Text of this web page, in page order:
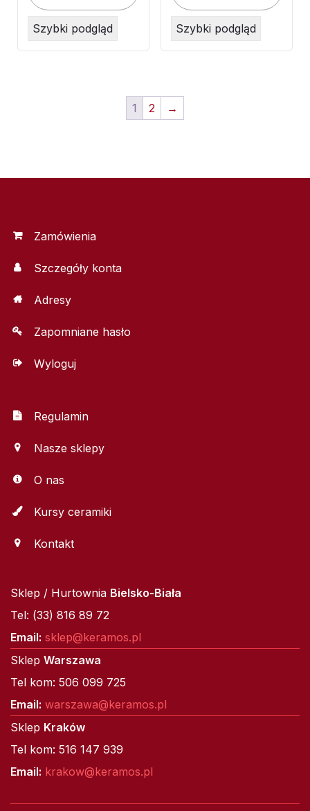
Szybki podgląd Szybki podgląd
1 2 →
Zamówienia
Szczegóły konta
Adresy
Zapomniane hasło
Wyloguj
Regulamin
Nasze sklepy
O nas
Kursy ceramiki
Kontakt
Sklep / Hurtownia Bielsko-Biała
Tel: (33) 816 89 72
Email: sklep@keramos.pl
Sklep Warszawa
Tel kom: 506 099 725
Email: warszawa@keramos.pl
Sklep Kraków
Tel kom: 516 147 939
Email: krakow@keramos.pl